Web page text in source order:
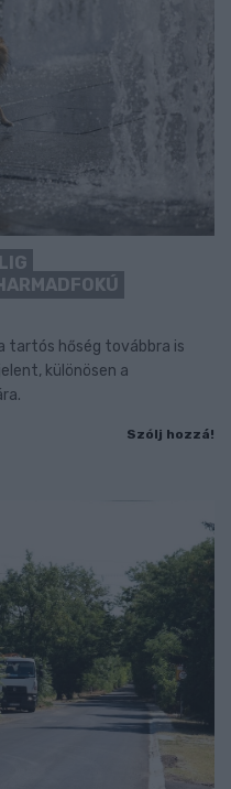
tartós hőség továbbra is
különösen a
Szólj hozzá!